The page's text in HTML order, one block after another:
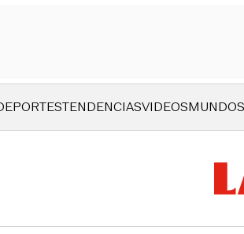
TENDENCIASVIDEOSMUNDO